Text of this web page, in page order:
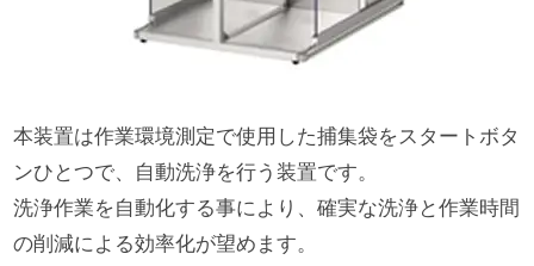
本装置は作業環境測定で使用した捕集袋をスタートボタ
ンひとつで、自動洗浄を行う装置です。
洗浄作業を自動化する事により、確実な洗浄と作業時間
の削減による効率化が望めます。